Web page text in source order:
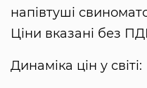
напівтуші
Ціни вказані без
Динаміка цін у світі: